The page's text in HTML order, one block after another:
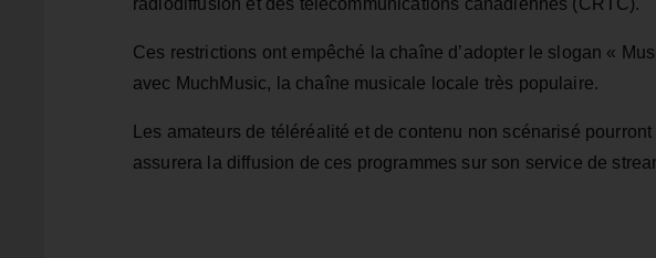
radiodiffusion et des télécommunications canadiennes (CRTC).
Ces restrictions ont empêché la chaîne d’adopter le slogan «
avec MuchMusic, la chaîne musicale locale très populaire.
Les amateurs de téléréalité et de contenu non scénarisé
assurera la diffusion de ces programmes sur son service de